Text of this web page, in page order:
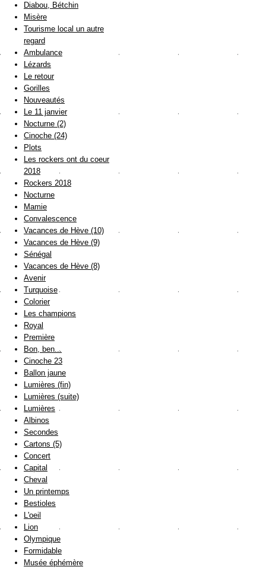
Diabou, Bétchin
Misère
Tourisme local un autre
regard
Ambulance
Lézards
Le retour
Gorilles
Nouveautés
Le 11 janvier
Nocturne (2)
Cinoche (24)
Plots
Les rockers ont du coeur
2018
Rockers 2018
Nocturne
Mamie
Convalescence
Vacances de Hève (10)
Vacances de Hève (9)
Sénégal
Vacances de Hève (8)
Avenir
Turquoise
Colorier
Les champions
Royal
Première
Bon, ben...
Cinoche 23
Ballon jaune
Lumières (fin)
Lumières (suite)
Lumières
Albinos
Secondes
Cartons (5)
Concert
Capital
Cheval
Un printemps
Bestioles
L'oeil
Lion
Olympique
Formidable
Musée éphémère